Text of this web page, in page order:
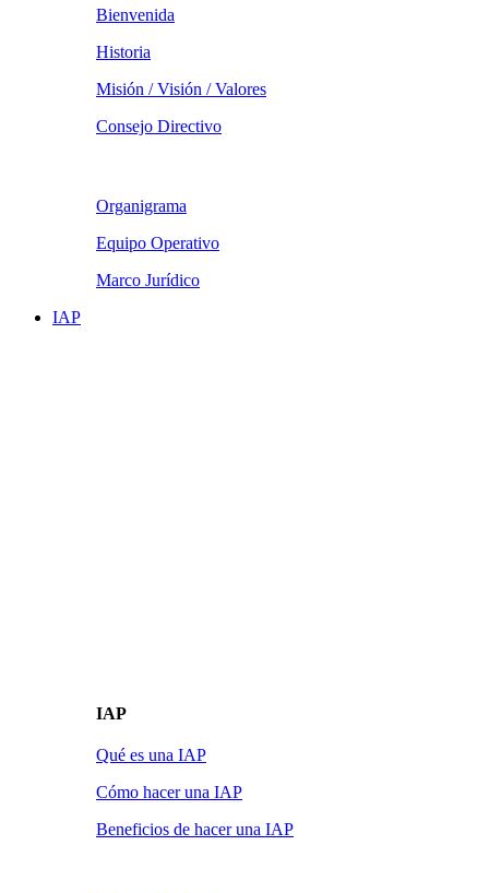
Bienvenida
Historia
Misión / Visión / Valores
Consejo Directivo
Organigrama
Equipo Operativo
Marco Jurídico
IAP
IAP
Qué es una IAP
Cómo hacer una IAP
Beneficios de hacer una IAP